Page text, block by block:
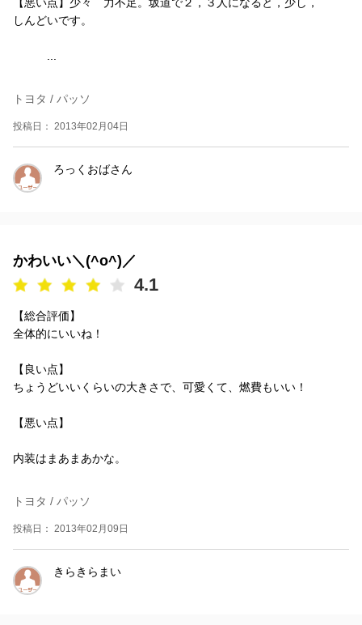
しんどいです。
トヨタ / パッソ
投稿日： 2013年02月04日
ろっくおばさん
かわいい＼(^o^)／
4.1
【総合評価】
全体的にいいね！
【良い点】
ちょうどいいくらいの大きさで、可愛くて、燃費もいい！
【悪い点】
内装はまあまあかな。
トヨタ / パッソ
投稿日： 2013年02月09日
きらきらまい